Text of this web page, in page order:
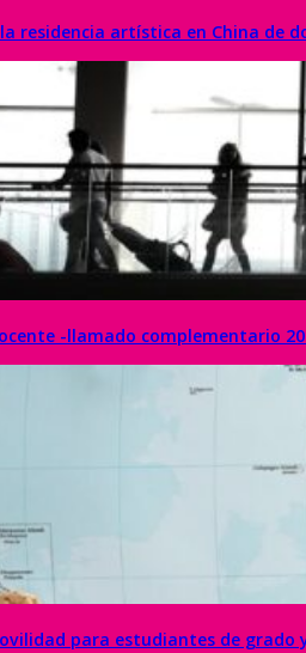
residencia artística en China de
-llamado complementario
para estudiantes de grado